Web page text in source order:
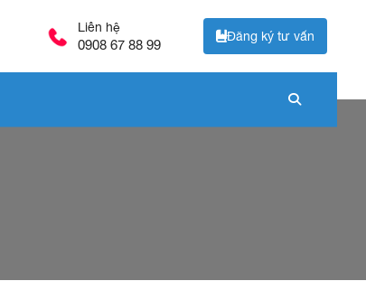
Liên hệ
0908 67 88 99
Đăng ký tư vấn